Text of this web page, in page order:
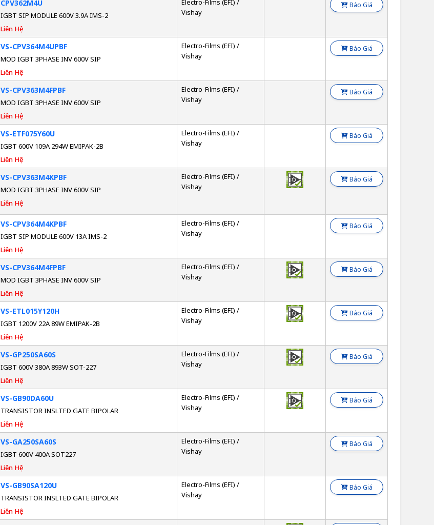
CPV362M4U
IGBT SIP MODULE 600V 3.9A IMS-2
Liên Hệ
Electro-Films (EFI) /
Vishay
Báo Giá
VS-CPV364M4UPBF
MOD IGBT 3PHASE INV 600V SIP
Liên Hệ
Electro-Films (EFI) /
Vishay
Báo Giá
VS-CPV363M4FPBF
MOD IGBT 3PHASE INV 600V SIP
Liên Hệ
Electro-Films (EFI) /
Vishay
Báo Giá
VS-ETF075Y60U
IGBT 600V 109A 294W EMIPAK-2B
Liên Hệ
Electro-Films (EFI) /
Vishay
Báo Giá
VS-CPV363M4KPBF
MOD IGBT 3PHASE INV 600V SIP
Liên Hệ
Electro-Films (EFI) /
Vishay
Báo Giá
VS-CPV364M4KPBF
IGBT SIP MODULE 600V 13A IMS-2
Liên Hệ
Electro-Films (EFI) /
Vishay
Báo Giá
VS-CPV364M4FPBF
MOD IGBT 3PHASE INV 600V SIP
Liên Hệ
Electro-Films (EFI) /
Vishay
Báo Giá
VS-ETL015Y120H
IGBT 1200V 22A 89W EMIPAK-2B
Liên Hệ
Electro-Films (EFI) /
Vishay
Báo Giá
VS-GP250SA60S
IGBT 600V 380A 893W SOT-227
Liên Hệ
Electro-Films (EFI) /
Vishay
Báo Giá
VS-GB90DA60U
TRANSISTOR INSLTED GATE BIPOLAR
Liên Hệ
Electro-Films (EFI) /
Vishay
Báo Giá
VS-GA250SA60S
IGBT 600V 400A SOT227
Liên Hệ
Electro-Films (EFI) /
Vishay
Báo Giá
VS-GB90SA120U
TRANSISTOR INSLTED GATE BIPOLAR
Liên Hệ
Electro-Films (EFI) /
Vishay
Báo Giá